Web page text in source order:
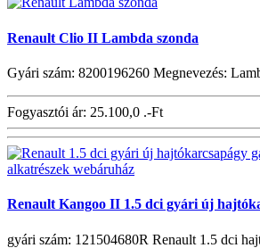
Renault Clio II Lambda szonda
Gyári szám: 8200196260 Megnevezés:
Fogyasztói ár: 25.100,0 .-Ft
Renault Kangoo II 1.5 dci gyári új
gyári szám: 121504680R Renault 1.5 dci